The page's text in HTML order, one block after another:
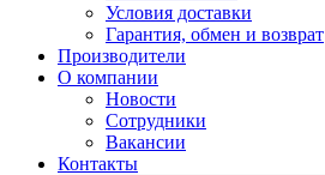
Условия доставки
Гарантия, обмен и возврат
Производители
О компании
Новости
Сотрудники
Вакансии
Контакты